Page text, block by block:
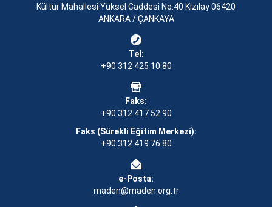
Kültür Mahallesi Yüksel Caddesi No:40 Kızılay 06420
ANKARA / ÇANKAYA
Tel:
+90 312 425 10 80
Faks:
+90 312 417 52 90
Faks (Sürekli Eğitim Merkezi):
+90 312 419 76 80
e-Posta:
maden@maden.org.tr